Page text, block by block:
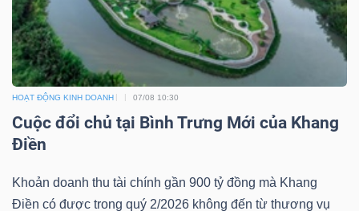
HOẠT ĐỘNG KINH DOANH 07/08 10:30
Cuộc đổi chủ tại Bình Trưng Mới của Khang
Điền
Khoản doanh thu tài chính gần 900 tỷ đồng mà Khang
Điền có được trong quý 2/2026 không đến từ thương vụ
Đào
tạo
tài
chính